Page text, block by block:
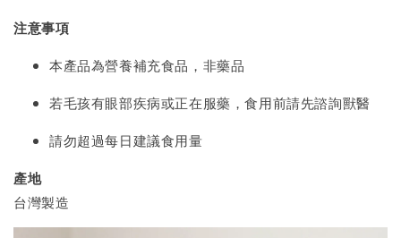
注意事項
本產品為營養補充食品，非藥品
若毛孩有眼部疾病或正在服藥，食用前請先諮詢獸醫
請勿超過每日建議食用量
產地
台灣製造